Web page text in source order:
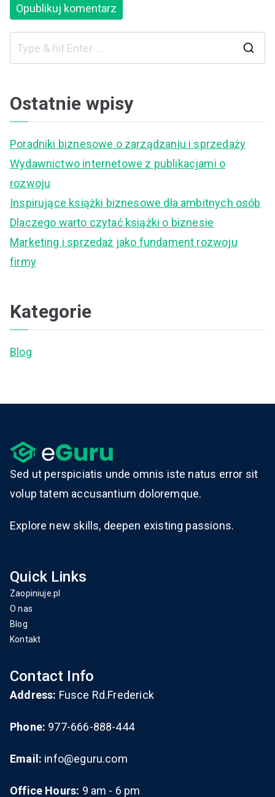
Ostatnie wpisy
Poradniki biznesowe o zarządzaniu i sprzedaży
Wydawnictwo internetowe z publikacjami o
rozwoju
Inspirujące książki biznesowe dla ambitnych osób
Dlaczego warto czytać książki o biznesie
Marketing i sprzedaż jako fundament rozwoju
firmy
Kategorie
Blog
Sed ut perspiciatis unde omnis iste natus error sit
volup tatem accusantium doloremque.
Explore new skills, deepen existing passions.
Quick Links
Zaopiniuje.pl
O nas
Blog
Kontakt
Contact Info
Address: Fusce Rd.Frederick
Phone: 977-666-888-444
Email: info@eguru.com
Office Hours: 9 am - 6 pm